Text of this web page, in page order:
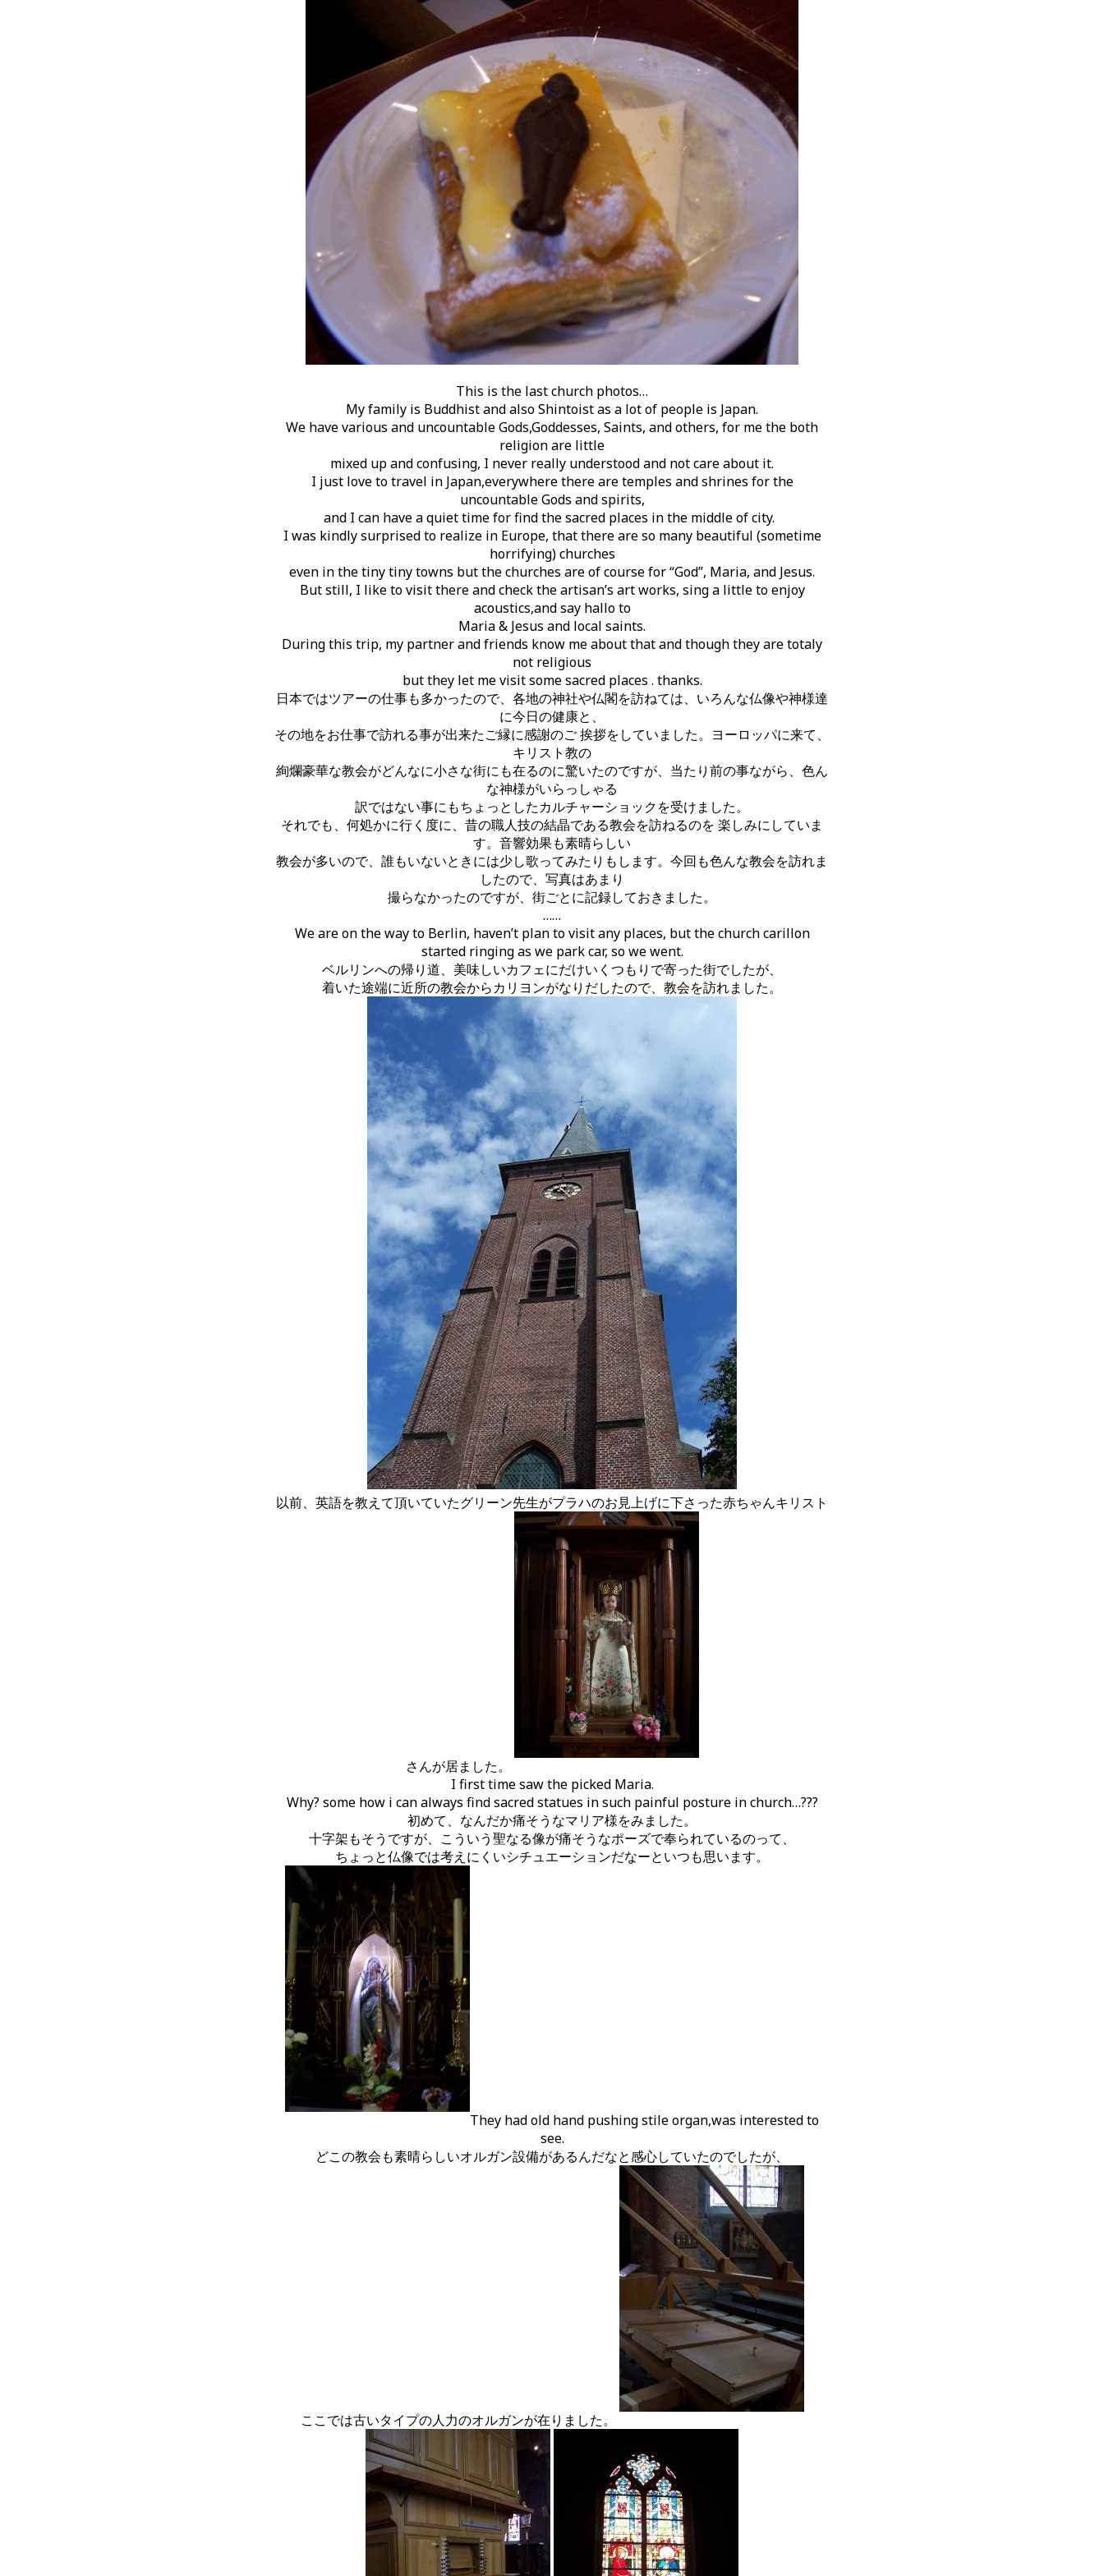
This is the last church photos…
My family is Buddhist and also Shintoist as a lot of people is Japan.
We have various and uncountable Gods,Goddesses, Saints, and others, for me the both
religion are little
mixed up and confusing, I never really understood and not care about it.
I just love to travel in Japan,everywhere there are temples and shrines for the
uncountable Gods and spirits,
and I can have a quiet time for find the sacred places in the middle of city.
I was kindly surprised to realize in Europe, that there are so many beautiful (sometime
horrifying) churches
even in the tiny tiny towns but the churches are of course for “God”, Maria, and Jesus.
But still, I like to visit there and check the artisan’s art works, sing a little to enjoy
acoustics,and say hallo to
Maria & Jesus and local saints.
During this trip, my partner and friends know me about that and though they are totaly
not religious
but they let me visit some sacred places . thanks.
日本ではツアーの仕事も多かったので、各地の神社や仏閣を訪ねては、いろんな仏像や神様達
に今日の健康と、
その地をお仕事で訪れる事が出来たご縁に感謝のご 挨拶をしていました。ヨーロッパに来て、
キリスト教の
絢爛豪華な教会がどんなに小さな街にも在るのに驚いたのですが、当たり前の事ながら、色ん
な神様がいらっしゃる
訳ではない事にもちょっとしたカルチャーショックを受けました。
それでも、何処かに行く度に、昔の職人技の結晶である教会を訪ねるのを 楽しみにしていま
す。音響効果も素晴らしい
教会が多いので、誰もいないときには少し歌ってみたりもします。今回も色んな教会を訪れま
したので、写真はあまり
撮らなかったのですが、街ごとに記録しておきました。
……
We are on the way to Berlin, haven’t plan to visit any places, but the church carillon
started ringing as we park car, so we went.
ベルリンへの帰り道、美味しいカフェにだけいくつもりで寄った街でしたが、
着いた途端に近所の教会からカリヨンがなりだしたので、教会を訪れました。
以前、英語を教えて頂いていたグリーン先生がプラハのお見上げに下さった赤ちゃんキリスト
さんが居ました。
I first time saw the picked Maria.
Why? some how i can always find sacred statues in such painful posture in church…???
初めて、なんだか痛そうなマリア様をみました。
十字架もそうですが、こういう聖なる像が痛そうなポーズで奉られているのって、
ちょっと仏像では考えにくいシチュエーションだなーといつも思います。
They had old hand pushing stile organ,was interested to
see.
どこの教会も素晴らしいオルガン設備があるんだなと感心していたのでしたが、
ここでは古いタイプの人力のオルガンが在りました。